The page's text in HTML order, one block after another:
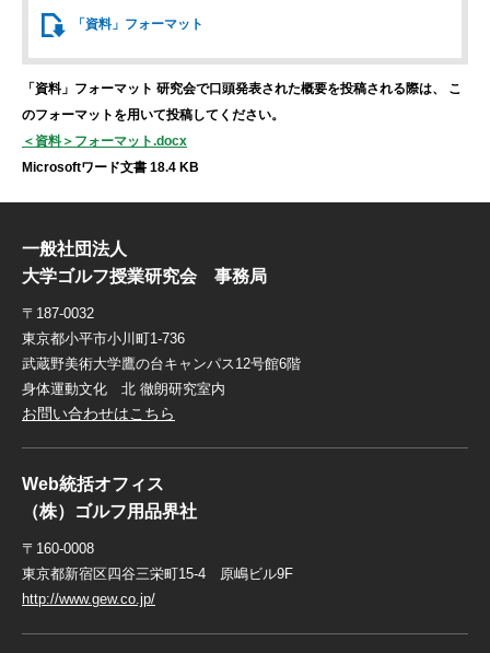
「資料」 フォーマット
「資料」フォーマット 研究会で口頭発表された概要を投稿される際は、
こ
のフォーマットを用いて投稿してください。
＜資料＞フォーマット.docx
Microsoftワード文書 18.4 KB
一般社団法人
大学ゴルフ授業研究会 事務局
〒187-0032
東京都小平市小川町1-736
武蔵野美術大学鷹の台キャンパス12号館6階
身体運動文化 北 徹朗研究室内
お問い合わせはこちら
Web統括オフィス
（株）ゴルフ用品界社
〒160-0008
東京都新宿区四谷三栄町15-4 原嶋ビル9F
http://www.gew.co.jp/